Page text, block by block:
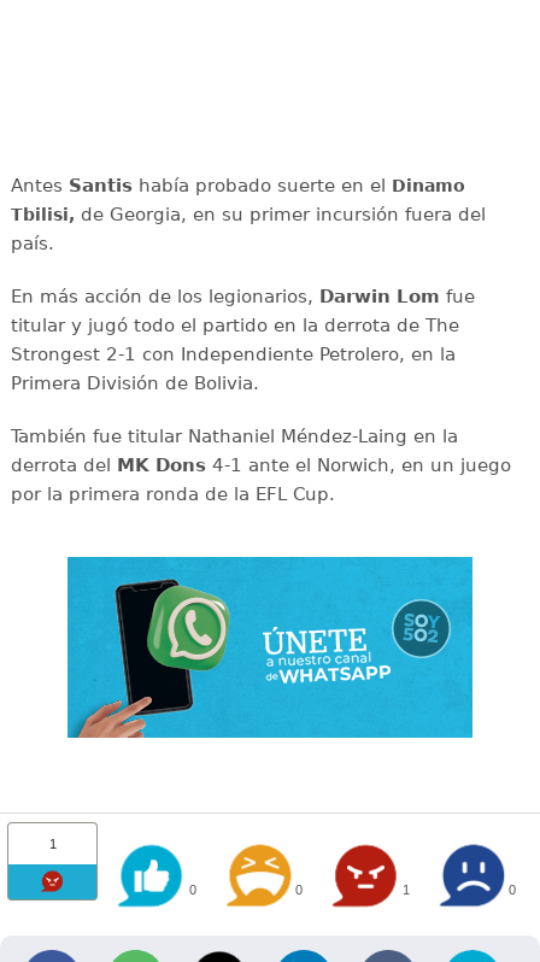
Antes Santishabía probado suerte en el Dinamo
Tbilisi, de Georgia, en su primer incursión fuera del
país.
En más acción de los legionarios, Darwin Lom fue
titular y jugó todo el partido en la derrota de The
Strongest 2-1 con Independiente Petrolero, en la
Primera División de Bolivia.
También fue titular Nathaniel Méndez-Laing en la
derrota del MK Dons4-1 ante el Norwich, en un juego
por la primera ronda de la EFL Cup.
1
0 0 1 0